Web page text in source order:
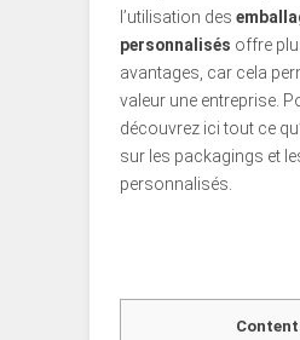
l’utilisation des
personnalisés offre
avantages, car cela
valeur une entreprise.
découvrez ici tout ce
sur les packagings et
personnalisés.